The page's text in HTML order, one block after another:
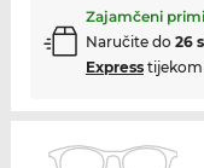
Zajamčeni
Naručite do 26
Expresstijekom